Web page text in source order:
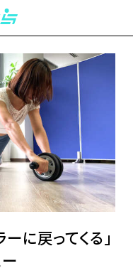
に戻ってくる」